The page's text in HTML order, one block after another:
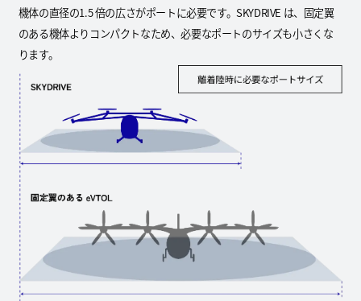
機体の直径の1.5 倍の広さがポートに必要です。SKYDRIVE は、固定翼
のある機体よりコンパクトなため、必要なポートのサイズも小さくな
ります。